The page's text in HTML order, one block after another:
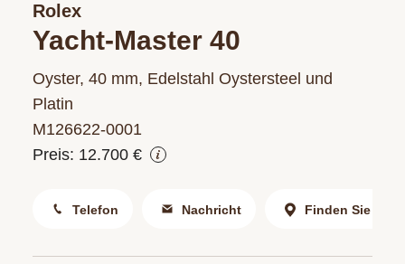
Rolex
Yacht-Master 40
Oyster, 40 mm, Edelstahl Oystersteel und
Platin
M126622‑0001
Preis: 12.700 €
Telefon Nachricht Finden Sie uns